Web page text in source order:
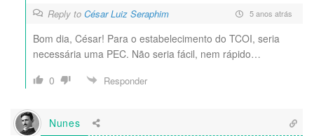
Reply to César Luiz Seraphim 5 anos atrás
Bom dia, César! Para o estabelecimento do TCOI, seria
necessária uma PEC. Não seria fácil, nem rápido…
0
Responder
Nunes